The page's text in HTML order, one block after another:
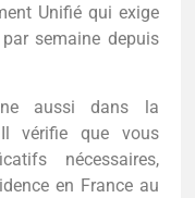
Unifié qui exige
semaine depuis
aussi dans la
vérifie que vous
nécessaires,
en France au